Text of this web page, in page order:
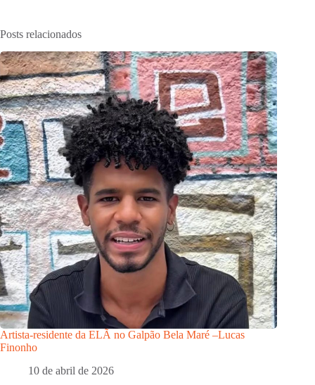
Posts relacionados
Artista-residente da ELÃ no Galpão Bela Maré –Lucas
Finonho
10 de abril de 2026